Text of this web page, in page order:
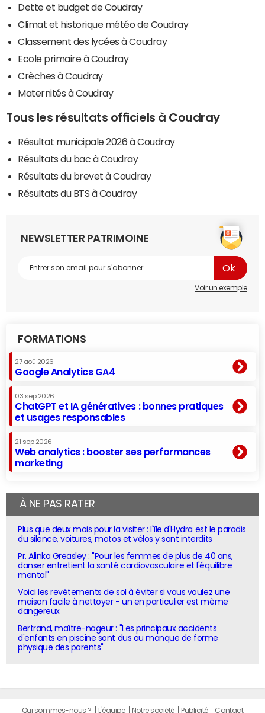
Dette et budget de Coudray
Climat et historique météo de Coudray
Classement des lycées à Coudray
Ecole primaire à Coudray
Crèches à Coudray
Maternités à Coudray
Tous les résultats officiels à Coudray
Résultat municipale 2026 à Coudray
Résultats du bac à Coudray
Résultats du brevet à Coudray
Résultats du BTS à Coudray
NEWSLETTER PATRIMOINE
Voir un exemple
FORMATIONS
27 aoû 2026
Google Analytics GA4
03 sep 2026
ChatGPT et IA génératives : bonnes pratiques
et usages responsables
21 sep 2026
Web analytics : booster ses performances
marketing
À NE PAS RATER
Plus que deux mois pour la visiter : l'île d'Hydra est le paradis
du silence, voitures, motos et vélos y sont interdits
Pr. Alinka Greasley : "Pour les femmes de plus de 40 ans,
danser entretient la santé cardiovasculaire et l'équilibre
mental"
Voici les revêtements de sol à éviter si vous voulez une
maison facile à nettoyer - un en particulier est même
dangereux
Bertrand, maître-nageur : "Les principaux accidents
d'enfants en piscine sont dus au manque de forme
physique des parents"
Qui sommes-nous ? L'équipe Notre société Publicité Contact